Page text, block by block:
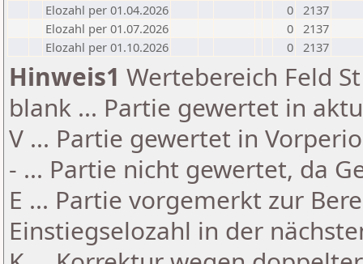
Elozahl per 01.04.2026
0 2137
Elozahl per 01.07.2026
0 2137
Elozahl per 01.10.2026
0 2137
Hinweis1 Wertebereich Feld
blank ... Partie gewertet in
V ... Partie gewertet in
- ... Partie nicht gewertet, da
E ... Partie vorgemerkt zur
Einstiegselozahl in der